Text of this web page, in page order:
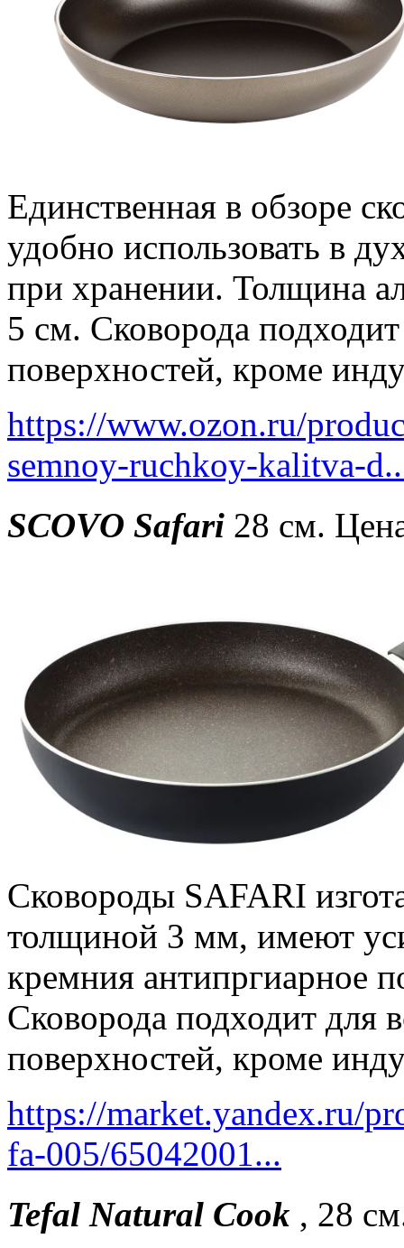
Единственная в обзоре
удобно использовать в
при хранении. Толщина
5 см. Сковорода
поверхностей, кроме
https://www.ozon.ru/
semnoy-ruchkoy-kalitva-
SCOVO Safari 28 см.
Сковороды SAFARI
толщиной 3 мм, имеют
кремния антипргиарное
Сковорода подходит для
поверхностей, кроме
https://market.yandex.ru/
fa-005/65042001...
Tefal Natural Cook , 28